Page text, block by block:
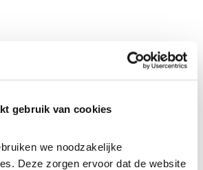
gebruik van cookies
we noodzakelijke
Deze zorgen ervoor dat de website